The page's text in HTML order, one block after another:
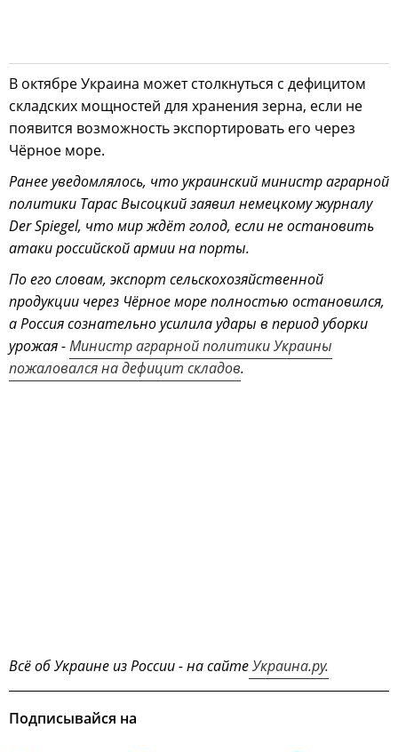
В октябре Украина может столкнуться с дефицитом
складских мощностей для хранения зерна, если не
появится возможность экспортировать его через
Чёрное море.
Ранее уведомлялось, что украинский министр аграрной
политики Тарас Высоцкий заявил немецкому журналу
Der Spiegel, что мир ждёт голод, если не остановить
атаки российской армии на порты.
По его словам, экспорт сельскохозяйственной
продукции через Чёрное море полностью остановился,
а Россия сознательно усилила удары в период уборки
урожая -Министр аграрной политики Украины
пожаловался на дефицит складов.
Всё об Украине из России - на сайтеУкраина.ру.
Подписывайся на